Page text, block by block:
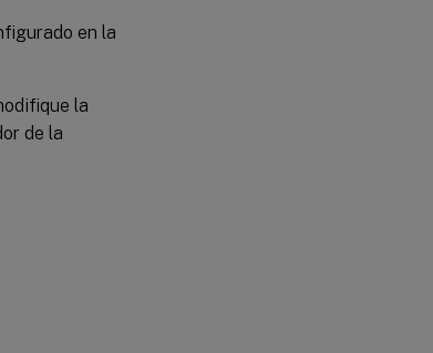
en la
la
de la